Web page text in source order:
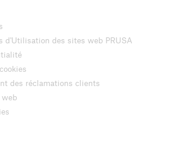
d'Utilisation des sites web PRUSA
des réclamations clients